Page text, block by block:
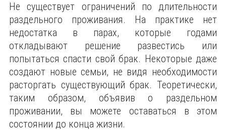
Не существует ограничений по длительности
раздельного проживания. На практике нет
недостатка в парах, которые годами
откладывают решение развестись или
попытаться спасти свой брак. Некоторые даже
создают новые семьи, не видя необходимости
расторгать существующий брак. Теоретически,
таким образом, объявив о раздельном
проживании, вы можете оставаться в этом
состоянии до конца жизни.